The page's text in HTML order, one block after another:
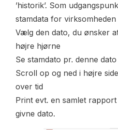
’historik’. Som
stamdata for virksomheden
Vælg den dato, du ønsker
højre hjørne
Se stamdato pr. denne
Scroll op og ned i højre
over tid
Print evt. en samlet
givne dato.